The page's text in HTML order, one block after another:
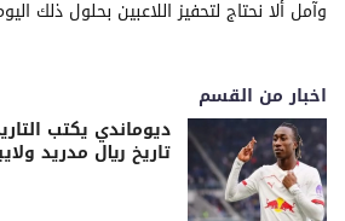
وآمل ألا نحتاج لتحفيز اللاعبين بحلول ذلك
اخبار من القسم
ديوماندي يكتب
تاريخ ريال مدريد